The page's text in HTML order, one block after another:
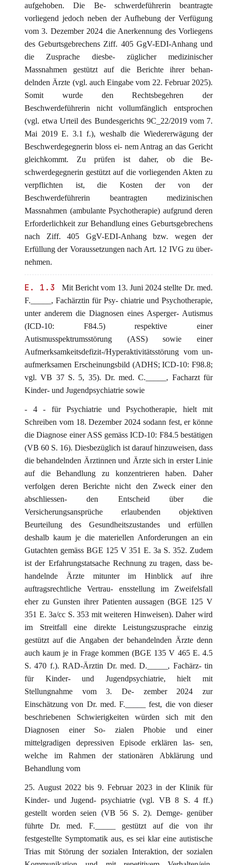
aufgehoben. Die Be- schwerdeführerin beantragte
vorliegend jedoch neben der Aufhebung der Verfügung
vom 3. Dezember 2024 die Anerkennung des Vorliegens
des Geburtsgebrechens Ziff. 405 GgV-EDI-Anhang und
die Zusprache diesbe- züglicher medizinischer
Massnahmen gestützt auf die Berichte ihrer behan-
delnden Ärzte (vgl. auch Eingabe vom 22. Februar 2025).
Somit wurde den Rechtsbegehren der
Beschwerdeführerin nicht vollumfänglich entsprochen
(vgl. etwa Urteil des Bundesgerichts 9C_22/2019 vom 7.
Mai 2019 E. 3.1 f.), weshalb die Wiedererwägung der
Beschwerdegegnerin bloss ei- nem Antrag an das Gericht
gleichkommt. Zu prüfen ist daher, ob die Be-
schwerdegegnerin gestützt auf die vorliegenden Akten zu
verpflichten ist, die Kosten der von der
Beschwerdeführerin beantragten medizinischen
Massnahmen (ambulante Psychotherapie) aufgrund deren
Erforderlichkeit zur Behandlung eines Geburtsgebrechens
nach Ziff. 405 GgV-EDI-Anhang bzw. wegen der
Erfüllung der Voraussetzungen nach Art. 12 IVG zu über-
nehmen.
E. 1.3
Mit Bericht vom 13. Juni 2024 stellte Dr. med.
F._____, Fachärztin für Psy- chiatrie und Psychotherapie,
unter anderem die Diagnosen eines Asperger- Autismus
(ICD-10: F84.5) respektive einer
Autismusspektrumsstörung (ASS) sowie einer
Aufmerksamkeitsdefizit-/Hyperaktivitätsstörung vom un-
aufmerksamen Erscheinungsbild (ADHS; ICD-10: F98.8;
vgl. VB 37 S. 5, 35). Dr. med. C._____, Facharzt für
Kinder- und Jugendpsychiatrie sowie
- 4 - für Psychiatrie und Psychotherapie, hielt mit
Schreiben vom 18. Dezember 2024 sodann fest, er könne
die Diagnose einer ASS gemäss ICD-10: F84.5 bestätigen
(VB 60 S. 16). Diesbezüglich ist darauf hinzuweisen, dass
die behandelnden Ärztinnen und Ärzte sich in erster Linie
auf die Behandlung zu konzentrieren haben. Daher
verfolgen deren Berichte nicht den Zweck einer den
abschliessen- den Entscheid über die
Versicherungsansprüche erlaubenden objektiven
Beurteilung des Gesundheitszustandes und erfüllen
deshalb kaum je die materiellen Anforderungen an ein
Gutachten gemäss BGE 125 V 351 E. 3a S. 352. Zudem
ist der Erfahrungstatsache Rechnung zu tragen, dass be-
handelnde Ärzte mitunter im Hinblick auf ihre
auftragsrechtliche Vertrau- ensstellung im Zweifelsfall
eher zu Gunsten ihrer Patienten aussagen (BGE 125 V
351 E. 3a/cc S. 353 mit weiteren Hinweisen). Daher wird
im Streitfall eine direkte Leistungszusprache einzig
gestützt auf die Angaben der behandelnden Ärzte denn
auch kaum je in Frage kommen (BGE 135 V 465 E. 4.5
S. 470 f.). RAD-Ärztin Dr. med. D._____, Fachärz- tin
für Kinder- und Jugendpsychiatrie, hielt mit
Stellungnahme vom 3. De- zember 2024 zur
Einschätzung von Dr. med. F._____ fest, die von dieser
beschriebenen Schwierigkeiten würden sich mit den
Diagnosen einer So- zialen Phobie und einer
mittelgradigen depressiven Episode erklären las- sen,
welche im Rahmen der stationären Abklärung und
Behandlung vom
25. August 2022 bis 9. Februar 2023 in der Klinik für
Kinder- und Jugend- psychiatrie (vgl. VB 8 S. 4 ff.)
gestellt worden seien (VB 56 S. 2). Demge- genüber
führte Dr. med. F._____ gestützt auf die von ihr
festgestellte Symptomatik aus, es sei klar eine autistische
Trias mit Störung der sozialen Interaktion, der sozialen